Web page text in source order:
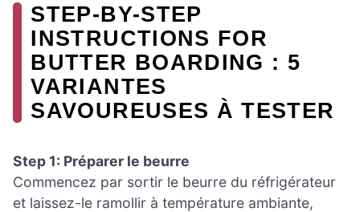
STEP-BY-STEP
INSTRUCTIONS FOR
BUTTER BOARDING : 5
VARIANTES
SAVOUREUSES À TESTER
Step 1: Préparer le beurre
Commencez par sortir le beurre du réfrigérateur
et laissez-le ramollir à température ambiante,